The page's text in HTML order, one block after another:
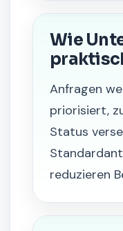
Wie
Anfragen
priorisiert,
Status
reduzieren